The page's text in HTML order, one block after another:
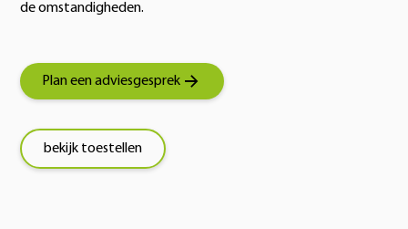
de omstandigheden.
Plan een adviesgesprek
bekijk toestellen